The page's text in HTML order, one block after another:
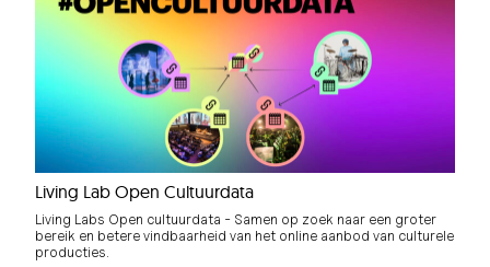
Living Lab Open Cultuurdata
Living Labs Open cultuurdata - Samen op zoek naar een groter
bereik en betere vindbaarheid van het online aanbod van culturele
producties.